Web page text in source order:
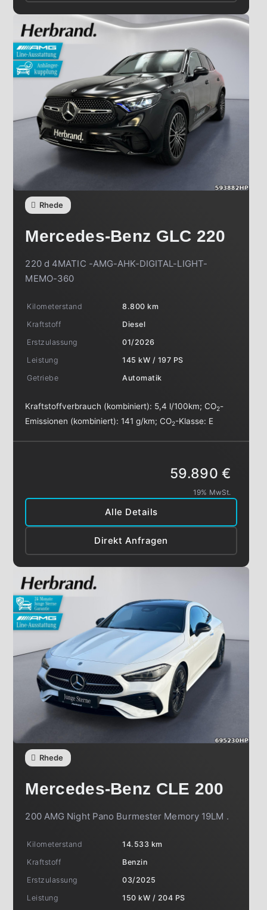
Rhede
Mercedes-Benz GLC 220
220 d 4MATIC -AMG-AHK-DIGITAL-LIGHT-
MEMO-360
Kilometerstand
8.800 km
Kraftstoff
Diesel
Erstzulassung
01/2026
Leistung
145 kW / 197 PS
Getriebe
Automatik
Kraftstoffverbrauch (kombiniert): 5,4 l/100km;CO2-
Emissionen (kombiniert):141 g/km;CO2-Klasse: E
Alle Details
Direkt Anfragen
59.890 €
19% MwSt.
Rhede
Mercedes-Benz CLE 200
200 AMG Night Pano Burmester Memory 19LM .
Kilometerstand
14.533 km
Kraftstoff
Benzin
Erstzulassung
03/2025
Leistung
150 kW / 204 PS